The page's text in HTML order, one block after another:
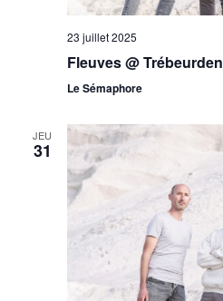
23 juillet 2025
Fleuves @ Trébeurden
Le Sémaphore
JEU
31